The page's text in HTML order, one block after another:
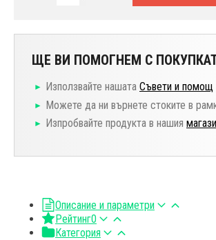
ЩЕ ВИ ПОМОГНЕМ С
Използвайте нашата Съвети и помощ
Можете да ни върнете стоките в
Изпробвайте продукта в нашия
Описание и параметри
Рейтинг0
Категория